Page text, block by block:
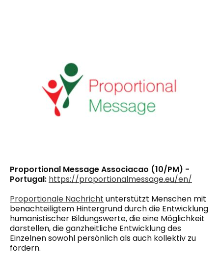
Proportional Message Associacao (10/PM) -
Portugal: https://proportionalmessage.eu/en/
Proportionale Nachricht unterstützt Menschen mit
benachteiligtem Hintergrund durch die Entwicklung
humanistischer Bildungswerte, die eine Möglichkeit
darstellen, die ganzheitliche Entwicklung des
Einzelnen sowohl persönlich als auch kollektiv zu
fördern.